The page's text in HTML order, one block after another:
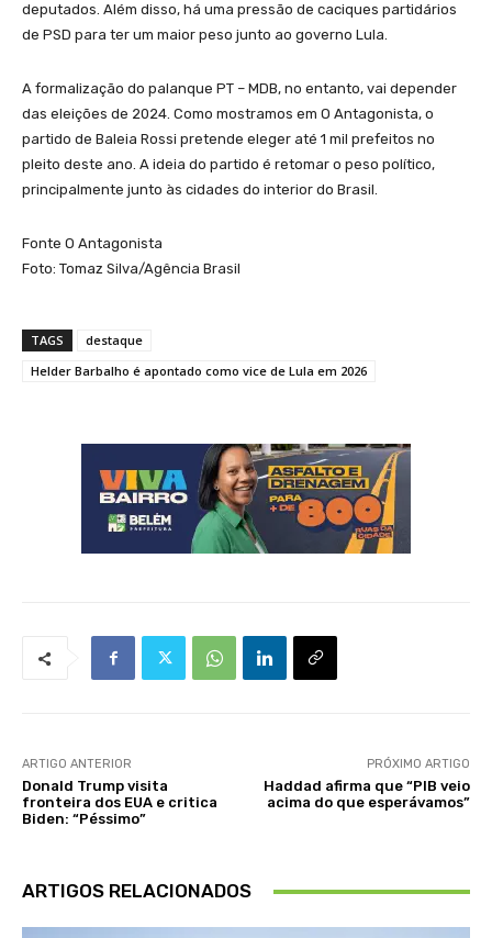
deputados. Além disso, há uma pressão de caciques partidários
de PSD para ter um maior peso junto ao governo Lula.
A formalização do palanque PT – MDB, no entanto, vai depender
das eleições de 2024. Como mostramos em O Antagonista, o
partido de Baleia Rossi pretende eleger até 1 mil prefeitos no
pleito deste ano. A ideia do partido é retomar o peso político,
principalmente junto às cidades do interior do Brasil.
Fonte O Antagonista
Foto: Tomaz Silva/Agência Brasil
TAGS
destaque
Helder Barbalho é apontado como vice de Lula em 2026
ARTIGO ANTERIOR
Donald Trump visita
fronteira dos EUA e critica
Biden: “Péssimo”
PRÓXIMO ARTIGO
Haddad afirma que “PIB veio
acima do que esperávamos”
ARTIGOS RELACIONADOS